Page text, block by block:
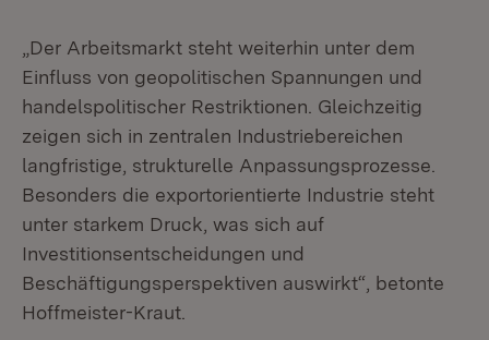
„Der Arbeitsmarkt steht weiterhin unter dem
Einfluss von geopolitischen Spannungen und
handelspolitischer Restriktionen. Gleichzeitig
zeigen sich in zentralen Industriebereichen
langfristige, strukturelle Anpassungsprozesse.
Besonders die exportorientierte Industrie steht
unter starkem Druck, was sich auf
Investitionsentscheidungen und
Beschäftigungsperspektiven auswirkt“, betonte
Hoffmeister-Kraut.